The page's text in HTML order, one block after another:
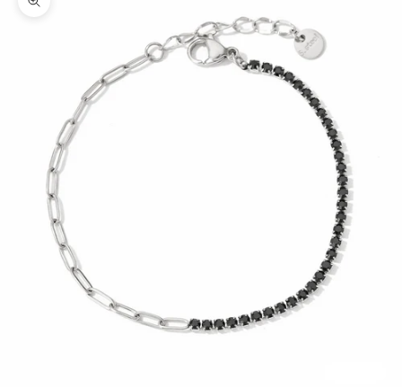
Zooma